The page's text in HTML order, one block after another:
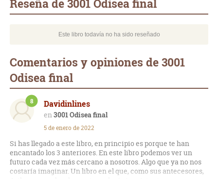
Reseña de 3001 Odisea final
Este libro todavía no ha sido reseñado
Comentarios y opiniones de 3001
Odisea final
Davidinlines
3001 Odisea final
8
5 de enero de 2022
Si has llegado a este libro, en principio es porque te han
encantado los 3 anteriores. En este libro podemos ver un
futuro cada vez más cercano a nosotros. Algo que ya no nos
costaría imaginar. Un libro en el que, como sus antecesores,